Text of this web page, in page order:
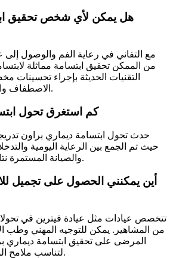
هل يمكن لأي شخص تحقيق
مع التفاني في رعاية الفم والوصول إلى
من الممكن تحقيق ابتسامة مماثلة
التقنيات الحديثة بإجراء
الاصطفاف واللون والجماليات العامة.
كم استغرق تحول
حدث تحول ابتسامة ديماري براون
حيث تم الجمع بين الرعاية اليومية
والصيانة المستمرة نتائج طبيعية وطويلة الأمد.
أين يمكنني الحصول على تجميل
تتخصص عيادات مثل عيادة فيترين في
من المشاهير. يمكن للتوجيه المهني وطب
المرضى على تحقيق ابتسامة ديماري
لتناسب ملامح الوجه الفردية وتفضيلاتهم.